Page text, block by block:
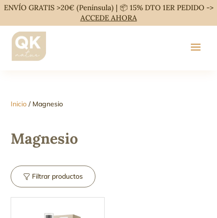
ENVÍO GRATIS >20€ (Península) | 📦 15% DTO 1ER PEDIDO ->
ACCEDE AHORA
Inicio / Magnesio
Magnesio
Filtrar productos